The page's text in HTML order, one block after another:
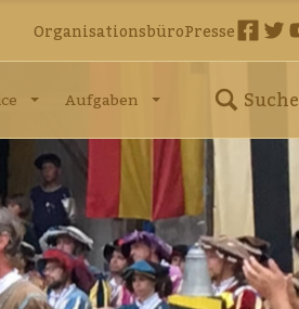
OrganisationsbüroPresse
Aufgaben Suche